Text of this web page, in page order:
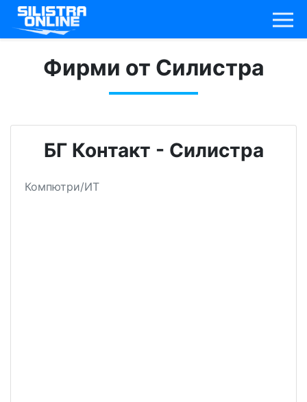
Фирми от Силистра
БГ Контакт - Силистра
Компютри/ИТ